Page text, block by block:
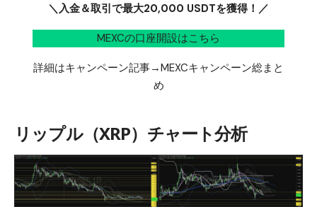
＼入金＆取引で最大20,000 USDTを獲得！／
MEXCの口座開設はこちら
詳細はキャンペーン記事→MEXCキャンペーン総まと
め
リップル（XRP）チャート分析